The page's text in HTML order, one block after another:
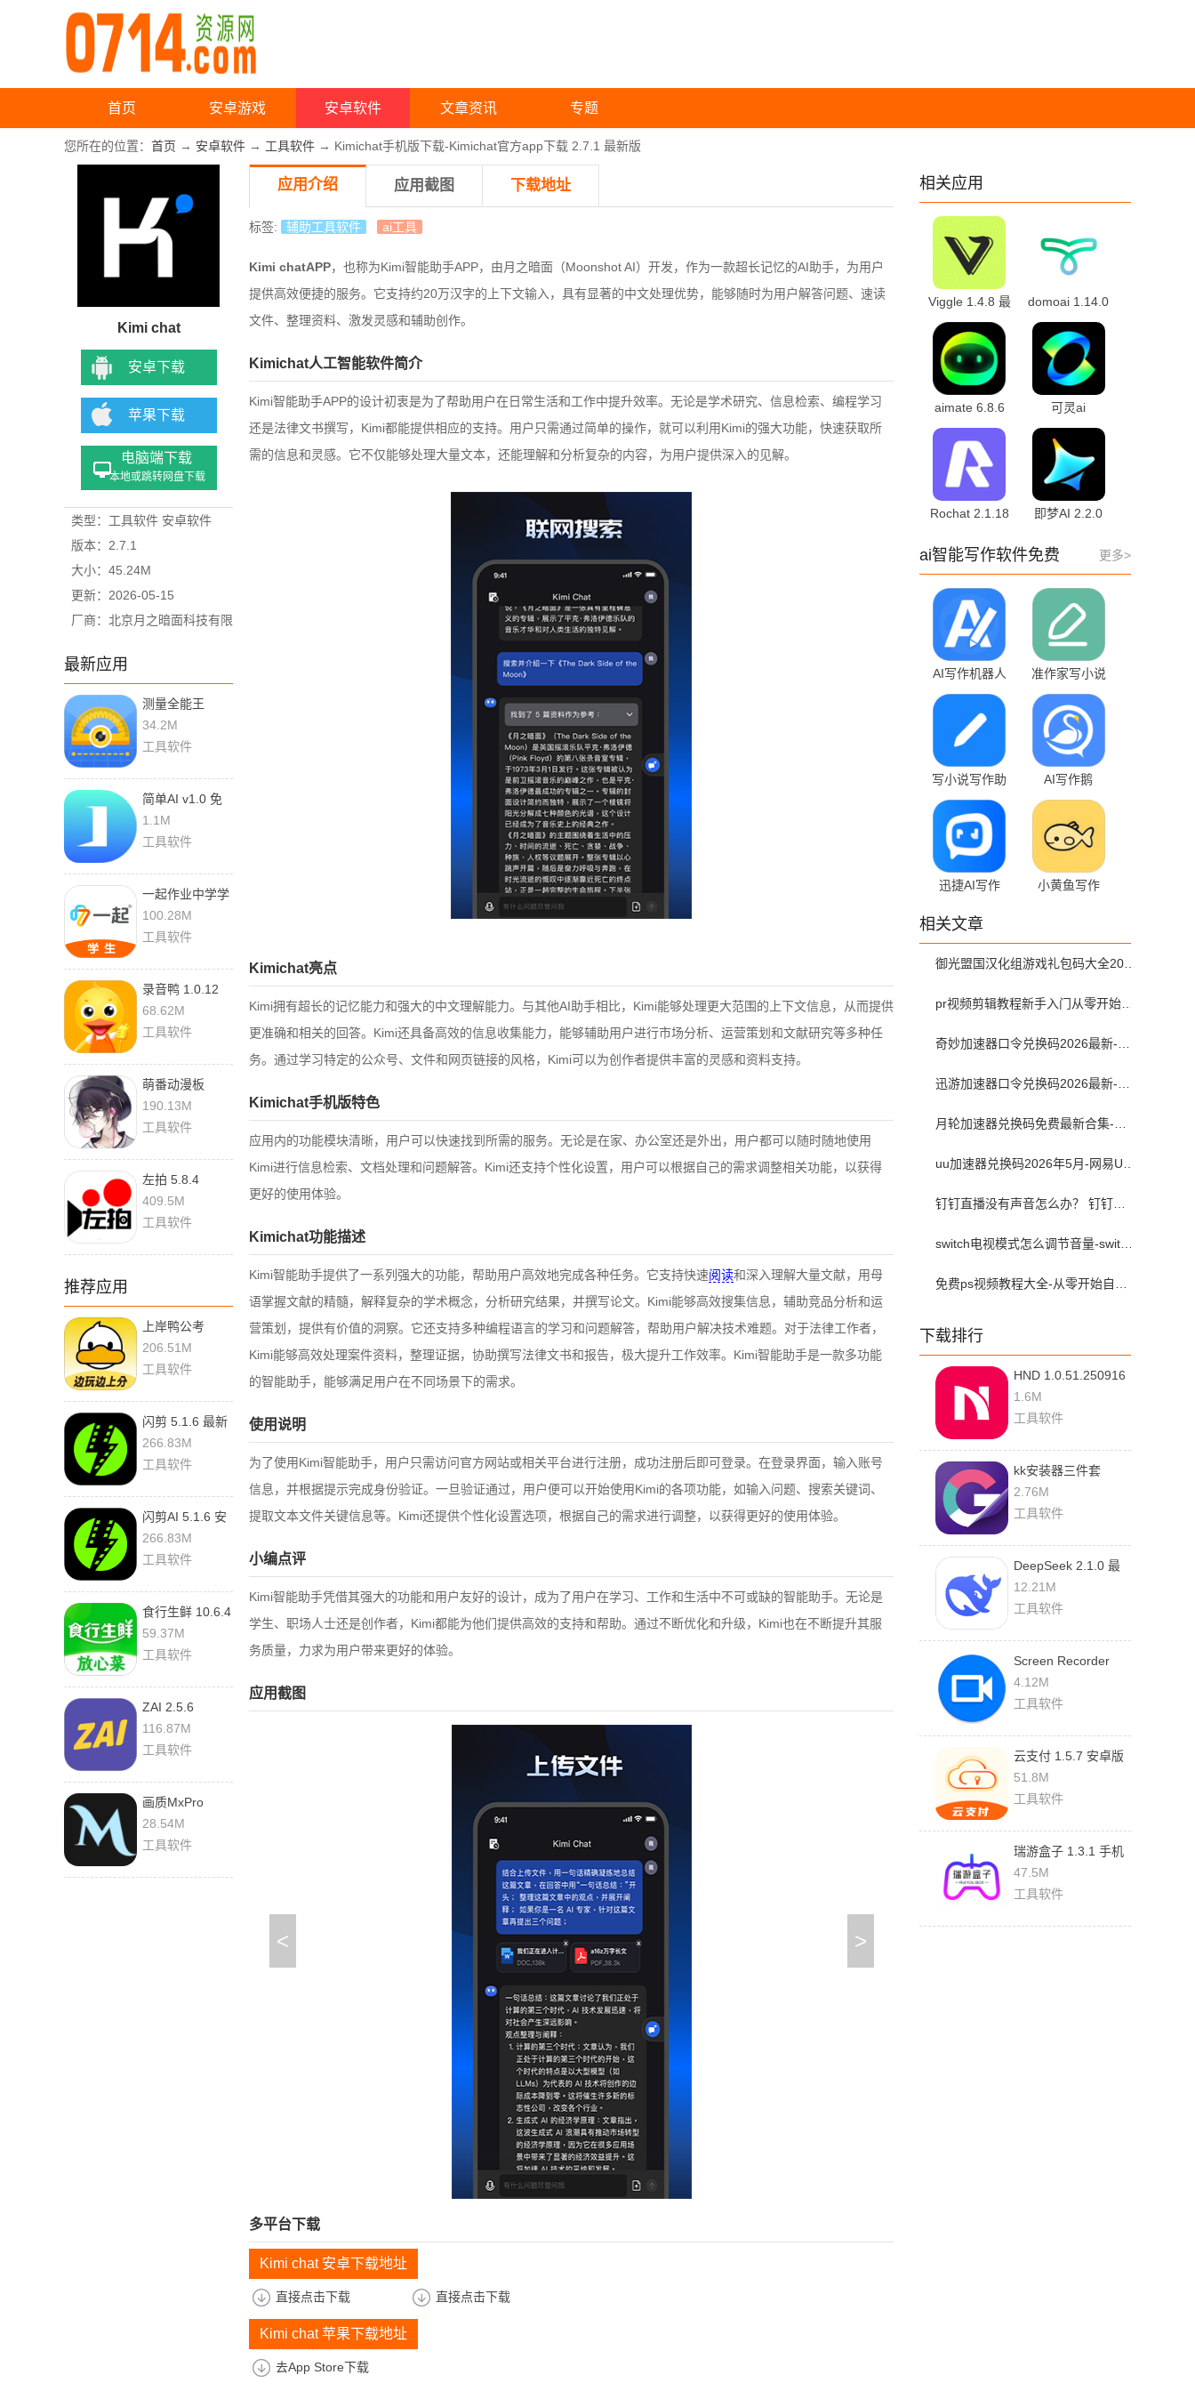
首页 安卓游戏 安卓软件 文章资讯 专题
您所在的位置： 首页 → 安卓软件 → 工具软件 → Kimichat手机版下载-Kimichat官方app下载 2.7.1 最新版
Kimi chat
安卓下载
苹果下载
电脑端下载
本地或跳转网盘下载
类型：工具软件 安卓软件
版本：2.7.1
大小：45.24M
更新：2026-05-15
厂商：北京月之暗面科技有限
最新应用
测量全能王
20260518
34.2M
工具软件
简单AI v1.0 免
费版
1.1M
工具软件
一起作业中学学
生端
6.4.13.1004 安
100.28M
工具软件
录音鸭 1.0.12
68.62M
工具软件
萌番动漫板
9.03.65.31663
190.13M
工具软件
左拍 5.8.4
409.5M
工具软件
推荐应用
上岸鸭公考
1.6.44 安卓版
206.51M
工具软件
闪剪 5.1.6 最新
版
266.83M
工具软件
闪剪AI 5.1.6 安
卓版
266.83M
工具软件
食行生鲜 10.6.4
安卓版
59.37M
工具软件
ZAI 2.5.6
116.87M
工具软件
画质MxPro
1.0.1 官方版
28.54M
工具软件
应用介绍 应用截图 下载地址
标签: 辅助工具软件 ai工具
Kimi chatAPP，也称为Kimi智能助手APP，由月之暗面（Moonshot AI）开发，作为一款超长记忆的AI助手，为用户
提供高效便捷的服务。它支持约20万汉字的上下文输入，具有显著的中文处理优势，能够随时为用户解答问题、速读
文件、整理资料、激发灵感和辅助创作。
Kimichat人工智能软件简介
Kimi智能助手APP的设计初衷是为了帮助用户在日常生活和工作中提升效率。无论是学术研究、信息检索、编程学习
还是法律文书撰写，Kimi都能提供相应的支持。用户只需通过简单的操作，就可以利用Kimi的强大功能，快速获取所
需的信息和灵感。它不仅能够处理大量文本，还能理解和分析复杂的内容，为用户提供深入的见解。
Kimichat亮点
Kimi拥有超长的记忆能力和强大的中文理解能力。与其他AI助手相比，Kimi能够处理更大范围的上下文信息，从而提供
更准确和相关的回答。Kimi还具备高效的信息收集能力，能够辅助用户进行市场分析、运营策划和文献研究等多种任
务。通过学习特定的公众号、文件和网页链接的风格，Kimi可以为创作者提供丰富的灵感和资料支持。
Kimichat手机版特色
应用内的功能模块清晰，用户可以快速找到所需的服务。无论是在家、办公室还是外出，用户都可以随时随地使用
Kimi进行信息检索、文档处理和问题解答。Kimi还支持个性化设置，用户可以根据自己的需求调整相关功能，以获得
更好的使用体验。
Kimichat功能描述
Kimi智能助手提供了一系列强大的功能，帮助用户高效地完成各种任务。它支持快速阅读和深入理解大量文献，用母
语掌握文献的精髓，解释复杂的学术概念，分析研究结果，并撰写论文。Kimi能够高效搜集信息，辅助竞品分析和运
营策划，提供有价值的洞察。它还支持多种编程语言的学习和问题解答，帮助用户解决技术难题。对于法律工作者，
Kimi能够高效处理案件资料，整理证据，协助撰写法律文书和报告，极大提升工作效率。Kimi智能助手是一款多功能
的智能助手，能够满足用户在不同场景下的需求。
使用说明
为了使用Kimi智能助手，用户只需访问官方网站或相关平台进行注册，成功注册后即可登录。在登录界面，输入账号
信息，并根据提示完成身份验证。一旦验证通过，用户便可以开始使用Kimi的各项功能，如输入问题、搜索关键词、
提取文本文件关键信息等。Kimi还提供个性化设置选项，根据自己的需求进行调整，以获得更好的使用体验。
小编点评
Kimi智能助手凭借其强大的功能和用户友好的设计，成为了用户在学习、工作和生活中不可或缺的智能助手。无论是
学生、职场人士还是创作者，Kimi都能为他们提供高效的支持和帮助。通过不断优化和升级，Kimi也在不断提升其服
务质量，力求为用户带来更好的体验。
应用截图
< >
多平台下载
Kimi chat 安卓下载地址
直接点击下载 直接点击下载
Kimi chat 苹果下载地址
去App Store下载
相关应用
Viggle 1.4.8 最
新版
domoai 1.14.0
官方正版
aimate 6.8.6
最新版
可灵ai
2.8.10.212 最
新版
Rochat 2.1.18
即梦AI 2.2.0
更多>
ai智能写作软件免费
AI写作机器人
1.0.13
准作家写小说
3.2 最新版
写小说写作助
手软件 1.0.0
官方版
AI写作鹅
1.0.38
迅捷AI写作
小黄鱼写作
相关文章
下载排行
HND 1.0.51.250916
最新版
1.6M
工具软件
kk安装器三件套
2.5.0514 安卓版
2.76M
工具软件
DeepSeek 2.1.0 最
新版
12.21M
工具软件
Screen Recorder
1.2.6.7 最新版
4.12M
工具软件
云支付 1.5.7 安卓版
51.8M
工具软件
瑞游盒子 1.3.1 手机
版
47.5M
工具软件